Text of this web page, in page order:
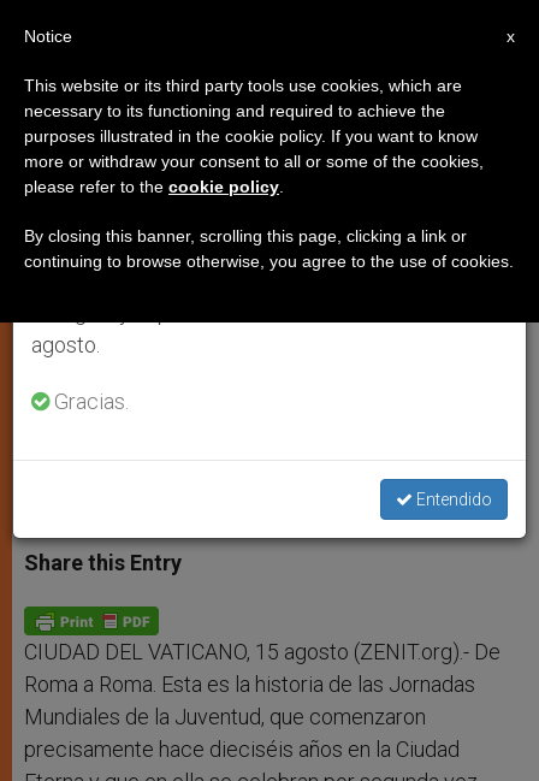
De Roma a Roma: Historia de las
jornadas mundiales de la
juventud
Los momentos privilegiados de Juan
jóvenes
JUSTICIA Y PAZ
a
t
s
p
p
s
s
e
g
e
r
c
e
b
o
k
i a
Share this Entry
CIUDAD DEL VATICANO, 15 agosto (ZENIT.org).- De
Roma a Roma. Esta es la historia de las Jornadas
Mundiales de la Juventud, que comenzaron
precisamente hace dieciséis años en la Ciudad
×
Aviso importante
Del 27 de julio al 7 de agosto haremos la pausa
anual, aprovechando que en el periodo de verano
se generan menos informaciones y también el
agosto.
Gracias.
Entendido
x
Notice
This website or its third party tools use cookies, which are
necessary to its functioning and required to achieve the
purposes illustrated in the cookie policy. If you want to know
more or withdraw your consent to all or some of the cookies,
please refer to the cookie policy
By closing this banner, scrolling this page, clicking a link or
continuing to browse otherwise, you agree to the use of cookies.